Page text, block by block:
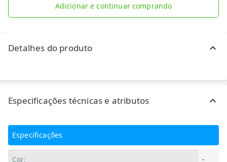
Adicionar e continuar comprando
Detalhes do produto
Especificações técnicas e atributos
Especificações
Cor: -